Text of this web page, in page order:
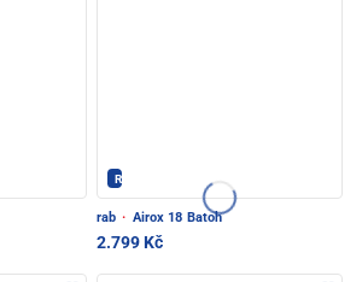
Rab - PEC POD SNĚŽKOU
rab · Airox 18 Batoh
2.799 Kč